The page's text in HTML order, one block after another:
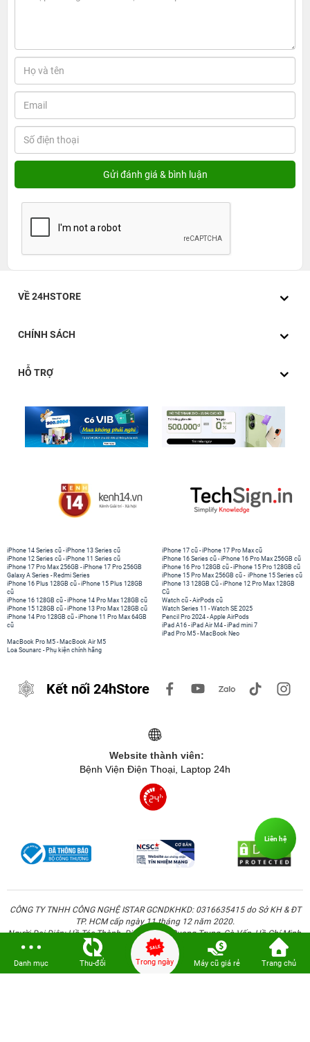
VỀ 24HSTORE
CHÍNH SÁCH
HỖ TRỢ
iPhone 14 Series cũ -iPhone 13 Series cũ
iPhone 12 Series cũ -iPhone 11 Series cũ
iPhone 17 Pro Max 256GB -iPhone 17 Pro 256GB
Galaxy A Series - Redmi Series
iPhone 17 cũ -iPhone 17 Pro Max cũ
iPhone 16 Series cũ - iPhone 16 Pro Max 256GB cũ
iPhone 16 Pro 128GB cũ -iPhone 15 Pro 128GB cũ
iPhone 15 Pro Max 256GB cũ - iPhone 15 Series cũ
iPhone 16 Plus 128GB cũ -iPhone 15 Plus 128GB
cũ
iPhone 16 128GB cũ -iPhone 14 Pro Max 128GB cũ
iPhone 15 128GB cũ -iPhone 13 Pro Max 128GB cũ
iPhone 14 Pro 128GB cũ -iPhone 11 Pro Max 64GB
cũ
iPhone 13 128GB Cũ -iPhone 12 Pro Max 128GB
Cũ
Watch cũ -AirPods cũ
Watch Series 11 -Watch SE 2025
Pencil Pro 2024 -Apple AirPods
iPad A16 -iPad Air M4 -iPad mini 7
iPad Pro M5 - MacBook Neo
MacBook Pro M5 - MacBook Air M5
Loa Sounarc - Phụ kiện chính hãng
Kết nối 24hStore
Website thành viên:
Bệnh Viện Điện Thoại, Laptop 24h
CÔNG TY TNHH CÔNG NGHỆ ISTAR GCNDKHKD: 0316635415 do Sở KH & ĐT
TP. HCM cấp ngày 11 tháng 12 năm 2020.
Người Đại Diện: Hồ Tác Thành. Địa chỉ: 389 Quang Trung, Gò Vấp, Hồ Chí Minh.
Danh mục Thu-đổi Trong ngày Máy cũ giá rẻ Trang chủ
Liên hệ